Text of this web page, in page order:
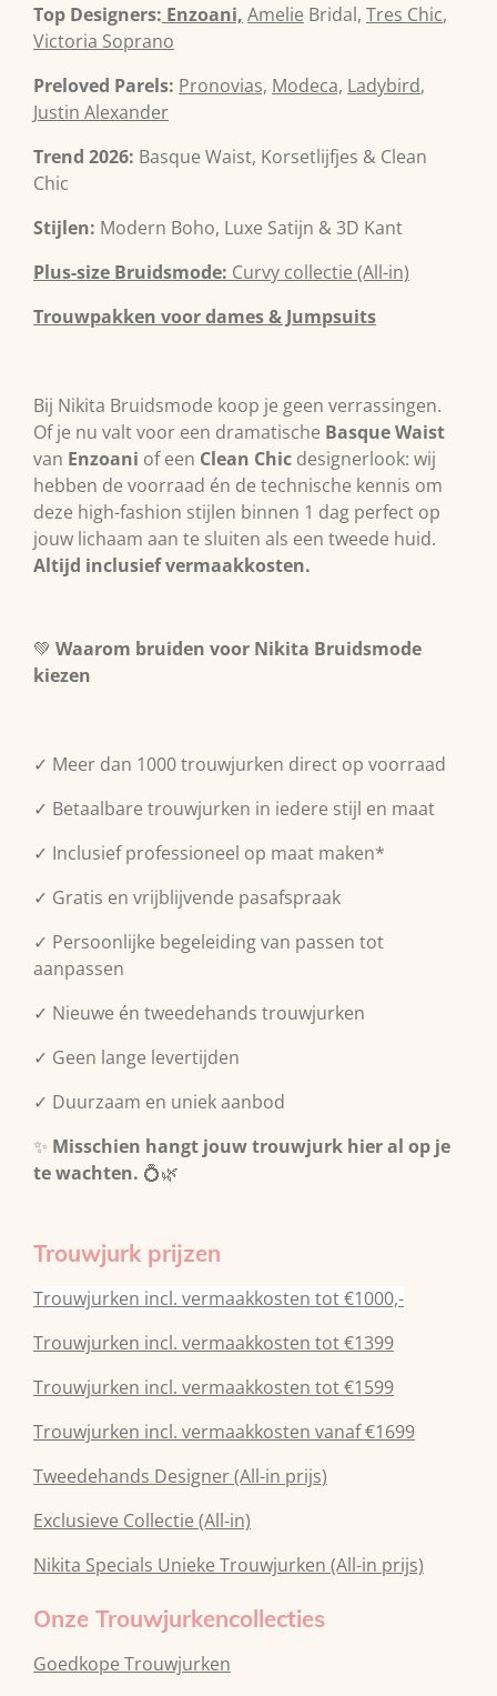
Top Designers: Enzoani, Amelie Bridal, Tres Chic,
Victoria Soprano
Preloved Parels: Pronovias, Modeca, Ladybird,
Justin Alexander
Trend 2026: Basque Waist, Korsetlijfjes & Clean
Chic
Stijlen: Modern Boho, Luxe Satijn & 3D Kant
Plus-size Bruidsmode: Curvy collectie (All-in)
Trouwpakken voor dames & Jumpsuits
Bij Nikita Bruidsmode koop je geen verrassingen.
Of je nu valt voor een dramatische Basque Waist
van Enzoani of een Clean Chic designerlook: wij
hebben de voorraad én de technische kennis om
deze high-fashion stijlen binnen 1 dag perfect op
jouw lichaam aan te sluiten als een tweede huid.
Altijd inclusief vermaakkosten.
💚 Waarom bruiden voor Nikita Bruidsmode
kiezen
✓ Meer dan 1000 trouwjurken direct op voorraad
✓ Betaalbare trouwjurken in iedere stijl en maat
✓ Inclusief professioneel op maat maken*
✓ Gratis en vrijblijvende pasafspraak
✓ Persoonlijke begeleiding van passen tot
aanpassen
✓ Nieuwe én tweedehands trouwjurken
✓ Geen lange levertijden
✓ Duurzaam en uniek aanbod
✨ Misschien hangt jouw trouwjurk hier al op je
te wachten. 💍🌿
Trouwjurk prijzen
Trouwjurken incl. vermaakkosten tot €1000,-
Trouwjurken incl. vermaakkosten tot €1399
Trouwjurken incl. vermaakkosten tot €1599
Trouwjurken incl. vermaakkosten vanaf €1699
Tweedehands Designer (All-in prijs)
Exclusieve Collectie (All-in)
Nikita Specials Unieke Trouwjurken (All-in prijs)
Onze Trouwjurkencollecties
Goedkope Trouwjurken